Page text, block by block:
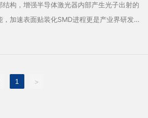
构，增强半导体激光器内部产生光子出射的
加速表面贴装化SMD进程更是产业界研发的
1 >